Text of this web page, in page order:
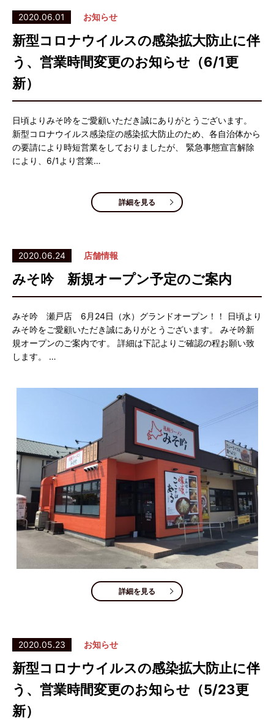
2020.06.01 お知らせ
新型コロナウイルスの感染拡大防止に伴
う、営業時間変更のお知らせ（6/1更
新）
日頃よりみそ吟をご愛顧いただき誠にありがとうございます。
新型コロナウイルス感染症の感染拡大防止のため、各自治体から
の要請により時短営業をしておりましたが、 緊急事態宣言解除
により、6/1より営業…
詳細を見る
2020.06.24 店舗情報
みそ吟 新規オープン予定のご案内
みそ吟 瀬戸店 6月24日（水）グランドオープン！！ 日頃より
みそ吟をご愛顧いただき誠にありがとうございます。 みそ吟新
規オープンのご案内です。 詳細は下記よりご確認の程お願い致
します。 …
詳細を見る
2020.05.23 お知らせ
新型コロナウイルスの感染拡大防止に伴
う、営業時間変更のお知らせ（5/23更
新）